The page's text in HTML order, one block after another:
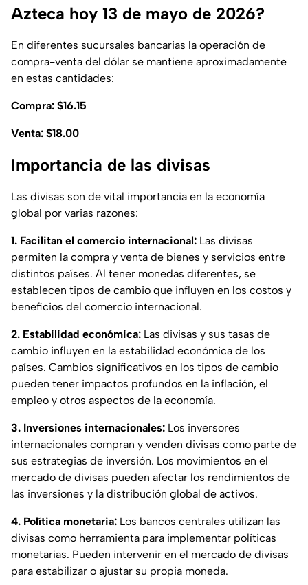
Azteca hoy 13 de mayo de 2026?
En diferentes sucursales bancarias la operación de
compra-venta del dólar se mantiene aproximadamente
en estas cantidades:
Compra: $16.15
Venta: $18.00
Importancia de las divisas
Las divisas son de vital importancia en la economía
global por varias razones:
1. Facilitan el comercio internacional: Las divisas
permiten la compra y venta de bienes y servicios entre
distintos países. Al tener monedas diferentes, se
establecen tipos de cambio que influyen en los costos y
beneficios del comercio internacional.
2. Estabilidad económica: Las divisas y sus tasas de
cambio influyen en la estabilidad económica de los
países. Cambios significativos en los tipos de cambio
pueden tener impactos profundos en la inflación, el
empleo y otros aspectos de la economía.
3. Inversiones internacionales: Los inversores
internacionales compran y venden divisas como parte de
sus estrategias de inversión. Los movimientos en el
mercado de divisas pueden afectar los rendimientos de
las inversiones y la distribución global de activos.
4. Política monetaria: Los bancos centrales utilizan las
divisas como herramienta para implementar políticas
monetarias. Pueden intervenir en el mercado de divisas
para estabilizar o ajustar su propia moneda.